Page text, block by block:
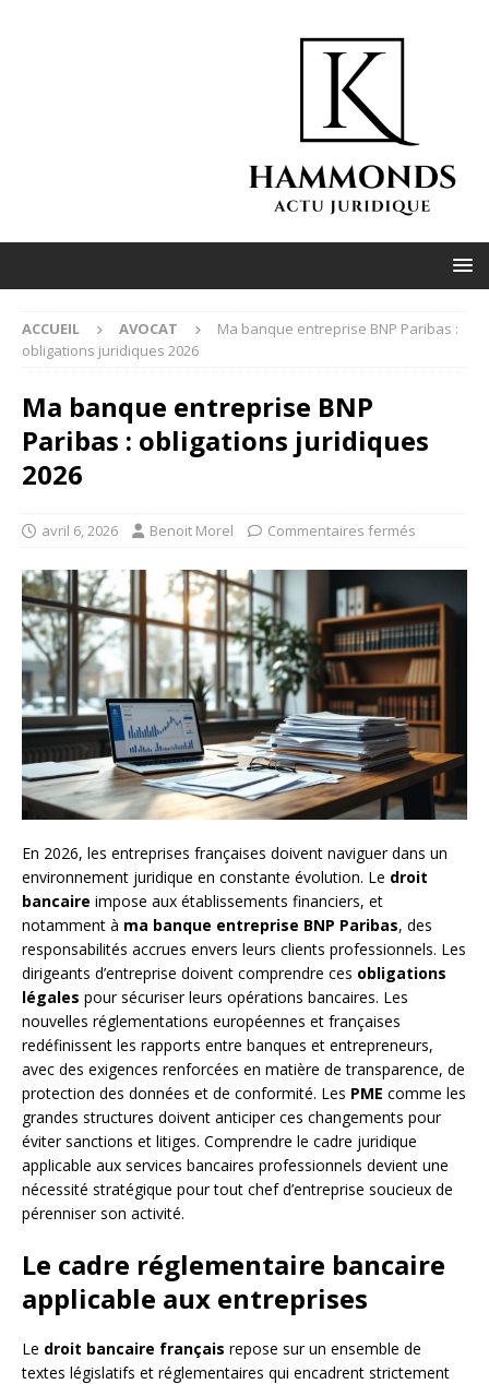
ACCUEIL AVOCAT
Ma banque entreprise BNP Paribas :
obligations juridiques 2026
Ma banque entreprise BNP
Paribas : obligations juridiques
2026
avril 6, 2026 Benoit Morel Commentaires fermés
En 2026, les entreprises françaises doivent naviguer dans un
environnement juridique en constante évolution. Le droit
bancaire impose aux établissements financiers, et
notamment à ma banque entreprise BNP Paribas, des
responsabilités accrues envers leurs clients professionnels. Les
dirigeants d’entreprise doivent comprendre ces obligations
légales pour sécuriser leurs opérations bancaires. Les
nouvelles réglementations européennes et françaises
redéfinissent les rapports entre banques et entrepreneurs,
avec des exigences renforcées en matière de transparence, de
protection des données et de conformité. Les PME comme les
grandes structures doivent anticiper ces changements pour
éviter sanctions et litiges. Comprendre le cadre juridique
applicable aux services bancaires professionnels devient une
nécessité stratégique pour tout chef d’entreprise soucieux de
pérenniser son activité.
Le cadre réglementaire bancaire
applicable aux entreprises
Le droit bancaire français repose sur un ensemble de
textes législatifs et réglementaires qui encadrent strictement